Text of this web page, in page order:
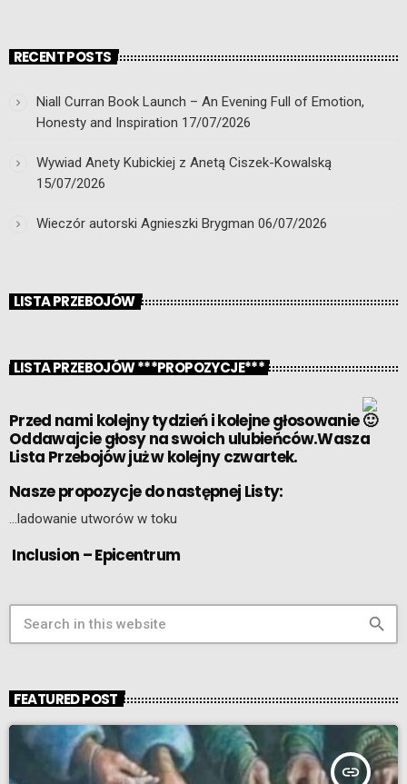
RECENT POSTS
Niall Curran Book Launch – An Evening Full of Emotion,
Honesty and Inspiration 17/07/2026
Wywiad Anety Kubickiej z Anetą Ciszek-Kowalską
15/07/2026
Wieczór autorski Agnieszki Brygman 06/07/2026
LISTA PRZEBOJÓW
LISTA PRZEBOJÓW ***PROPOZYCJE***
Przed nami kolejny tydzień i kolejne głosowanie
Oddawajcie głosy na swoich ulubieńców.Wasza
Lista Przebojów już w kolejny czwartek.
Nasze propozycje do następnej Listy:
…ladowanie utworów w toku
Inclusion – Epicentrum
search
FEATURED POST
insert_link